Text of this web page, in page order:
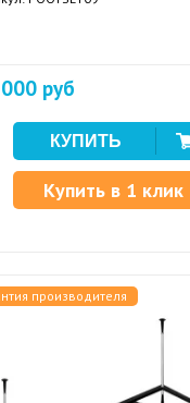
руб
Купить в 1 клик
производителя